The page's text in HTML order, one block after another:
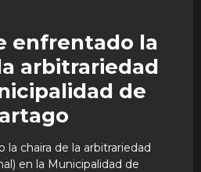
enfrentado la
arbitrariedad
de
chaira de la arbitrariedad
en la Municipalidad de